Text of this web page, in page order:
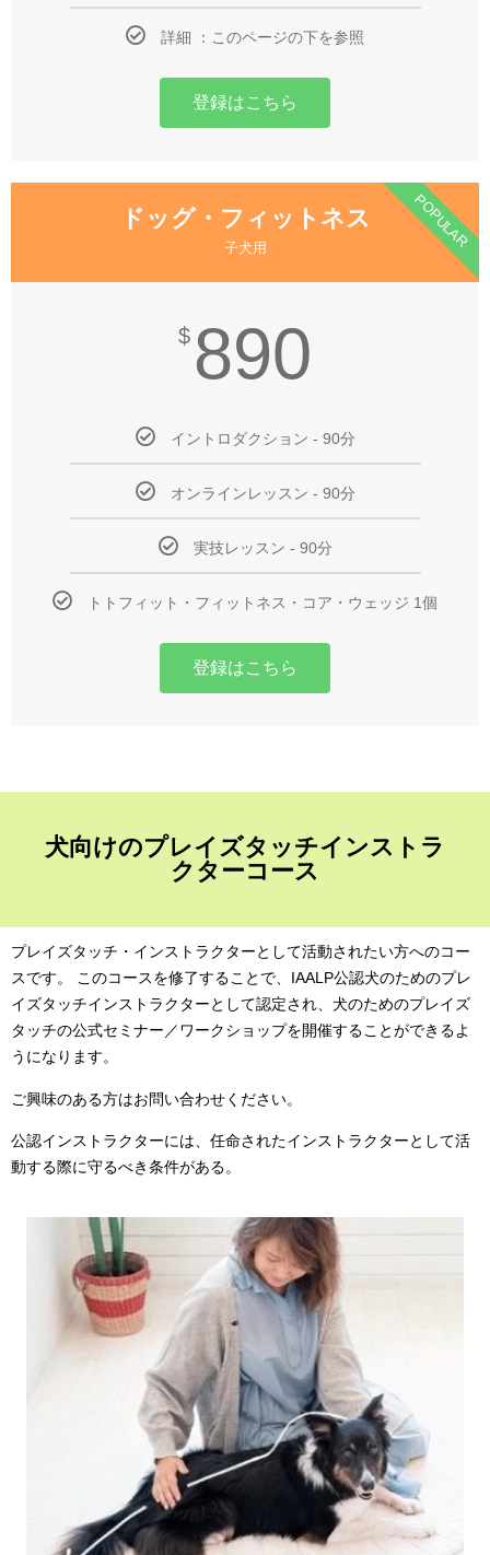
詳細 ：このページの下を参照
登録はこちら
ドッグ・フィットネス
子犬用
$ 890
イントロダクション - 90分
オンラインレッスン - 90分
実技レッスン - 90分
トトフィット・フィットネス・コア・ウェッジ 1個
登録はこちら
POPULAR
犬向けのプレイズタッチインストラ
クターコース
プレイズタッチ・インストラクターとして活動されたい方へのコー
スです。 このコースを修了することで、IAALP公認犬のためのプレ
イズタッチインストラクターとして認定され、犬のためのプレイズ
タッチの公式セミナー／ワークショップを開催することができるよ
うになります。
ご興味のある方はお問い合わせください。
公認インストラクターには、任命されたインストラクターとして活
動する際に守るべき条件がある。